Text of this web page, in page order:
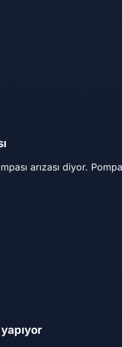
arızası diyor.